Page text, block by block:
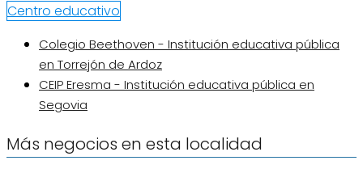
Centro educativo
Colegio Beethoven - Institución educativa pública
en Torrejón de Ardoz
CEIP Eresma - Institución educativa pública en
Segovia
Más negocios en esta localidad